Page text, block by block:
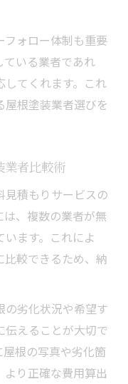
フォロー体制も重要
ている業者であれ
してくれます。これ
屋根塗装業者選びを
業者比較術
見積もりサービスの
、複数の業者が無
ます。これによ
比較できるため、納
の劣化状況や希望す
伝えることが大切で
根の写真や劣化箇
り正確な費用算出